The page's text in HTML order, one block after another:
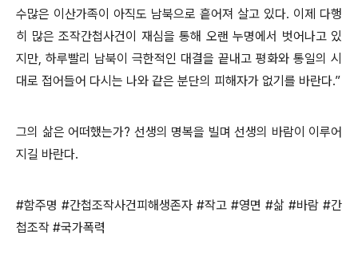
수많은 이산가족이 아직도 남북으로 흩어져 살고 있다. 이제 다행
히 많은 조작간첩사건이 재심을 통해 오랜 누명에서 벗어나고 있
지만, 하루빨리 남북이 극한적인 대결을 끝내고 평화와 통일의 시
대로 접어들어 다시는 나와 같은 분단의 피해자가 없기를 바란다.”
그의 삶은 어떠했는가? 선생의 명복을 빌며 선생의 바람이 이루어
지길 바란다.
#함주명 #간첩조작사건피해생존자 #작고 #영면 #삶 #바람 #간
첩조작 #국가폭력